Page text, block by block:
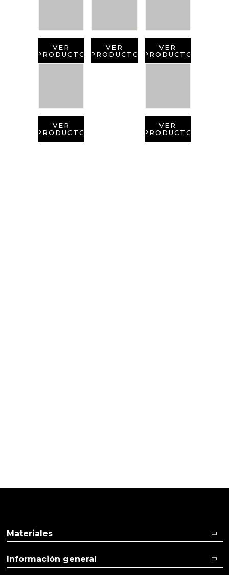
VER
PRODUCTO
VER
PRODUCTO
VER
PRODUCTO
VER
PRODUCTO
VER
PRODUCTO
Materiales
Información general